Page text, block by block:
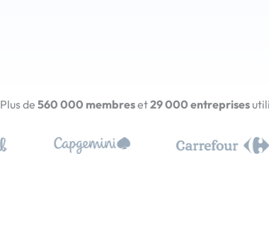
Plus de 560 000 membreset29 000 entreprises